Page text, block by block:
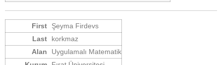
Şeyma Firdevs
korkmaz
Uygulamalı Matematik